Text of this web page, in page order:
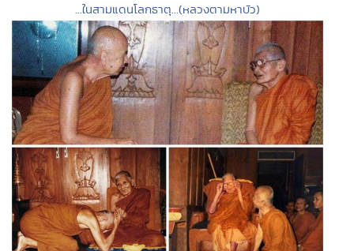
...ในสามแดนโลกธาตุ...(หลวงตามหาบัว)